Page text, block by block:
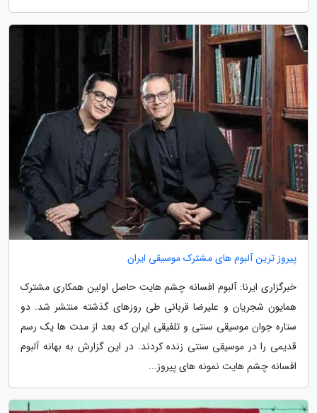
پیروز ترین آلبوم های مشترک موسیقی ایران
خبرگزاری ایرنا: آلبوم افسانه چشم هایت حاصل اولین همکاری مشترک
همایون شجریان و علیرضا قربانی طی روزهای گذشته منتشر شد. دو
ستاره جوان موسیقی سنتی و تلفیقی ایران که بعد از مدت ها یک رسم
قدیمی را در موسیقی سنتی زنده کردند. در این گزارش به بهانه آلبوم
افسانه چشم هایت نمونه های پیروز...